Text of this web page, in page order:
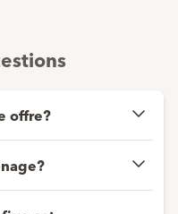
offre?